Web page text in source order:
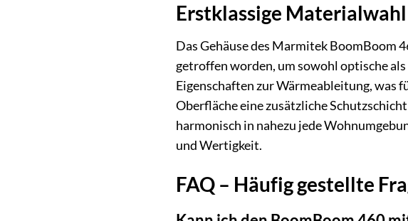
Erstklassige
Das Gehäuse des Marmitek
getroffen worden, um sowohl optische
Eigenschaften zur Wärmeableitung, was
Oberfläche eine zusätzliche
harmonisch in nahezu jede
und Wertigkeit.
FAQ – Häufig gestellte